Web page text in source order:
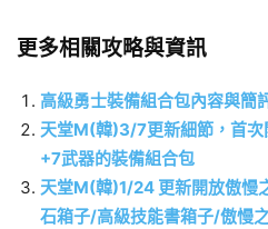
更多相關攻略與資訊
高級勇士裝備組合包內容與簡
天堂M(韓)3/7更新細節，首
+7武器的裝備組合包
天堂M(韓)1/24 更新開放傲慢
石箱子/高級技能書箱子/傲慢